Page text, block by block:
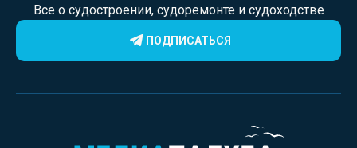
Все о судостроении, судоремонте и судоходстве
ПОДПИСАТЬСЯ